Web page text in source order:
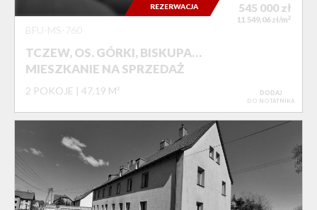
TCZEW, OS. GÓRKI, BISKUPA…
MIESZKANIE NA SPRZEDAŻ
2 POKOJE 47,19 M²
545 000 zł
11 549,06 zł/m2
REZERWACJA
DODAJ
DO NOTATNIKA